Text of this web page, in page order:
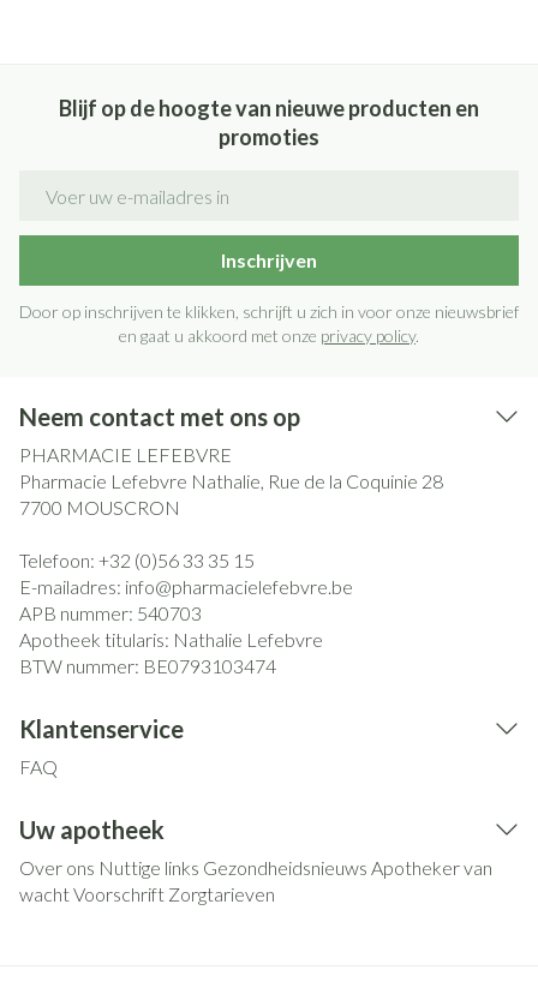
Blijf op de hoogte van nieuwe producten en
promoties
Inschrijven
Door op inschrijven te klikken, schrijft u zich in voor onze nieuwsbrief
en gaat u akkoord met onze privacy policy.
Neem contact met ons op
PHARMACIE LEFEBVRE
Pharmacie Lefebvre Nathalie, Rue de la Coquinie 28
7700 MOUSCRON
Telefoon: +32 (0)56 33 35 15
E-mailadres: info@pharmacielefebvre.be
APB nummer: 540703
Apotheek titularis: Nathalie Lefebvre
BTW nummer: BE0793103474
Klantenservice
FAQ
Uw apotheek
Over ons Nuttige links Gezondheidsnieuws Apotheker van
wachtVoorschrift Zorgtarieven